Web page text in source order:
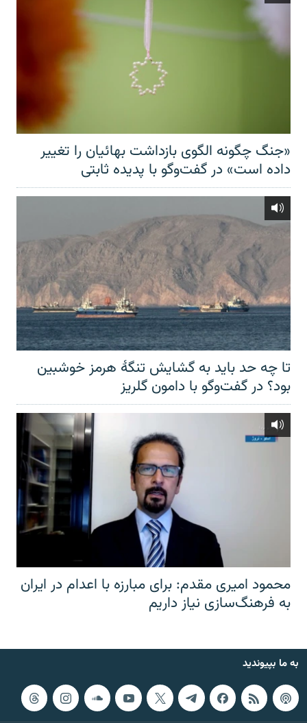
«جنگ چگونه الگوی بازداشت بهائیان را تغییر
داده است» در گفت‌وگو با پدیده ثابتی
تا چه حد باید به گشایش تنگهٔ هرمز خوشبین
بود؟ در گفت‌وگو با دامون گلریز
محمود امیری مقدم: برای مبارزه با اعدام در ایران
به فرهنگ‌سازی نیاز داریم
به ما بپیوندید